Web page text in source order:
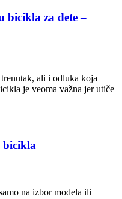
bicikla za dete –
ali i odluka koja
je veoma važna jer utiče
bicikla
na izbor modela ili